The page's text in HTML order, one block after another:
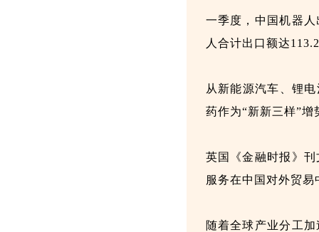
一季度，中国机器
人合计出口额达
从新能源汽车、锂
药作为“新新三样”
英国《金融时报》
服务在中国对外贸
随着全球产业分工